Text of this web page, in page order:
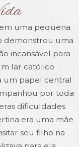
uma pequena
demonstrou uma
incansável para
lar católico
um papel central
por toda
dificuldades
era uma mãe
seu filho na